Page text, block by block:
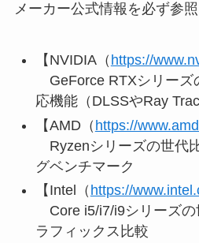
メーカー公式情報を必ず参照
【NVIDIA（ https://
GeForce RTXシリーズ
応機能（DLSSやRay
【AMD（ https://
Ryzenシリーズの世代
グベンチマーク
【Intel（ https://
Core i5/i7/i9シリーズの
ラフィックス比較